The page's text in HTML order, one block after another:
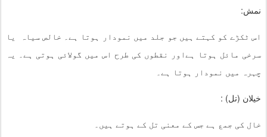
نمش:
اس ٹکڑے کو کہتے ہیں جو جلد میں نمودار ہوتا ہے۔ خالص سیاہ یا
سرخی مائل ہوتا ہےاور نقطوں کی طرح اس میں گولائی ہوتی ہے۔ یہ
چہرہ میں نمودار ہوتا ہے۔
خیلان (تل) :
خال کی جمع ہے جس کے معنی تل کے ہوتے ہیں۔